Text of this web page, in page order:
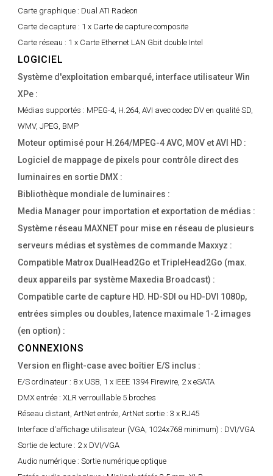
Carte graphique : Dual ATI Radeon
Carte de capture : 1 x Carte de capture composite
Carte réseau : 1 x Carte Ethernet LAN Gbit double Intel
LOGICIEL
Système d'exploitation embarqué, interface utilisateur Win
XPe :
Médias supportés : MPEG-4, H.264, AVI avec codec DV en qualité SD,
WMV, JPEG, BMP
Moteur optimisé pour H.264/MPEG-4 AVC, MOV et AVI HD :
Logiciel de mappage de pixels pour contrôle direct des
luminaires en sortie DMX :
Bibliothèque mondiale de luminaires :
Media Manager pour importation et exportation de médias :
Système réseau MAXNET pour mise en réseau de plusieurs
serveurs médias et systèmes de commande Maxxyz :
Compatible Matrox DualHead2Go et TripleHead2Go (max.
deux appareils par système Maxedia Broadcast) :
Compatible carte de capture HD. HD-SDI ou HD-DVI 1080p,
entrées simples ou doubles, latence maximale 1-2 images
(en option) :
CONNEXIONS
Version en flight-case avec boîtier E/S inclus :
E/S ordinateur : 8 x USB, 1 x IEEE 1394 Firewire, 2 x eSATA
DMX entrée : XLR verrouillable 5 broches
Réseau distant, ArtNet entrée, ArtNet sortie : 3 x RJ45
Interface d'affichage utilisateur (VGA, 1024x768 minimum) : DVI/VGA
Sortie de lecture : 2 x DVI/VGA
Audio numérique : Sortie numérique optique